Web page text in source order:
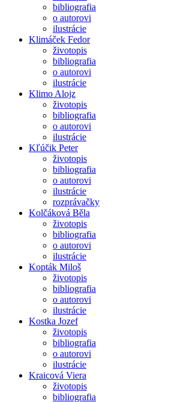
bibliografia
o autorovi
ilustrácie
Klimáček Fedor
životopis
bibliografia
o autorovi
ilustrácie
Klimo Alojz
životopis
bibliografia
o autorovi
ilustrácie
Kľúčik Peter
životopis
bibliografia
o autorovi
ilustrácie
rozprávačky
Kolčáková Běla
životopis
bibliografia
o autorovi
ilustrácie
Kopták Miloš
životopis
bibliografia
o autorovi
ilustrácie
Kostka Jozef
životopis
bibliografia
o autorovi
ilustrácie
Kraicová Viera
životopis
bibliografia